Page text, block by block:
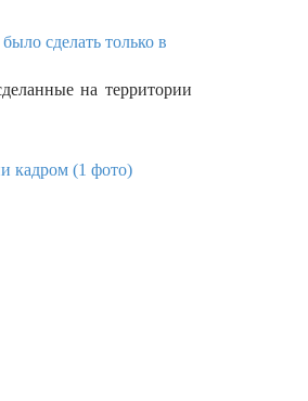
сделать только в
на территории
кадром (1 фото)